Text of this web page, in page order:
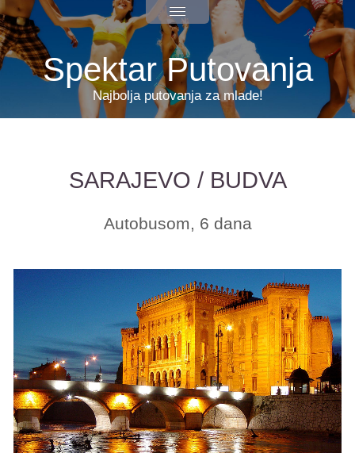
Spektar Putovanja
Najbolja putovanja za mlade!
SARAJEVO / BUDVA
Autobusom, 6 dana